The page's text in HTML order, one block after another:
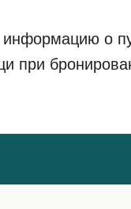
информацию о
при